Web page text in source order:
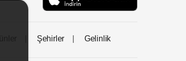
Şehirler Gelinlik